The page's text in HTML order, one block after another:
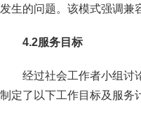
发生的问题。该模式强调兼
4.2服务目标
经过社会工作者小组讨
制定了以下工作目标及服务